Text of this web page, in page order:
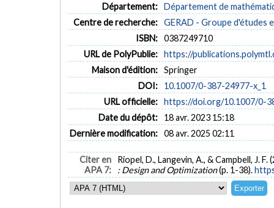
Département: Département de
Centre de recherche: GERAD - Groupe d'études
ISBN: 0387249710
URL de PolyPublie: https://
Maison d'édition: Springer
DOI:
10.1007/0-387-24977-x_1
URL officielle: https://doi.org/10.1007/0-
Date du dépôt:
18 avr. 2023 15:18
Dernière modification: 08 avr. 2025 02:11
Citer en
APA 7:
Riopel, D., Langevin, A., & Campbell, J.
: Design and Optimization(p. 1-38).